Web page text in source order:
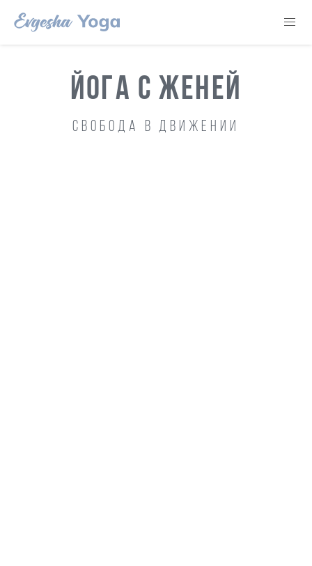
ЙОГА С ЖЕНЕЙ
Свобода в движении